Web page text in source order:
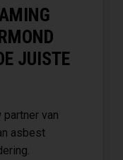
JUISTE
van
asbest